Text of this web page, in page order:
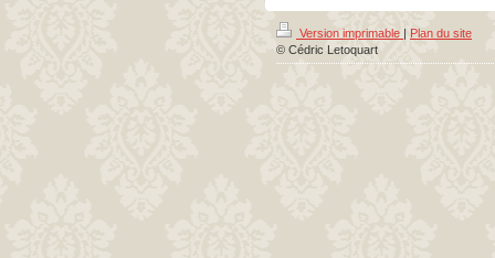
Version imprimable | Plan du site
© Cédric Letoquart